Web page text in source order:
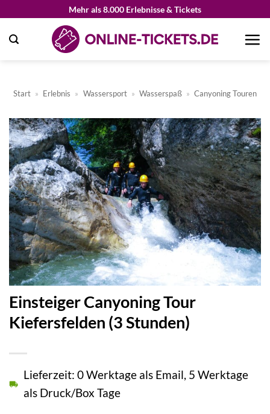
springen
Mehr als 8.000 Erlebnisse & Tickets
Start » Erlebnis » Wassersport » Wasserspaß » Canyoning Touren
Einsteiger Canyoning Tour
Kiefersfelden (3 Stunden)
Lieferzeit: 0 Werktage als Email, 5 Werktage
als Druck/Box Tage